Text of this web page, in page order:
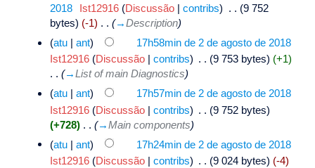
2018
Ist12916 (Discussão |contribs) . . (9 752
bytes) (-1) . . (→Description)
(atu |ant)
17h58min de 2 de agosto de 2018
Ist12916 (Discussão |contribs) . . (9 753 bytes) (+1)
. . (→List of main Diagnostics)
(atu |ant)
17h57min de 2 de agosto de 2018
Ist12916 (Discussão |contribs) . . (9 752 bytes)
(+728) . . (→Main components)
(atu |ant)
17h24min de 2 de agosto de 2018
Ist12916 (Discussão |contribs) . . (9 024 bytes) (-4)